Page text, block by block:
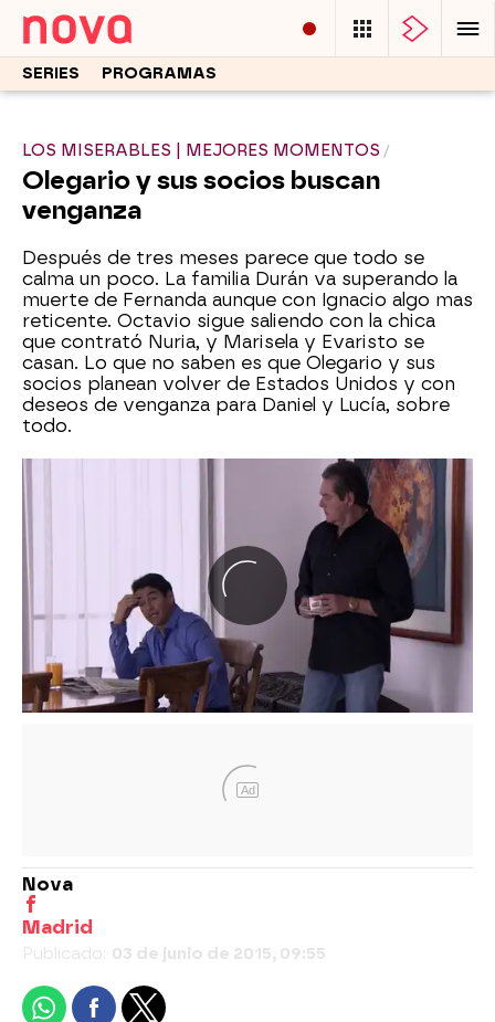
SERIES PROGRAMAS
LOS MISERABLES | MEJORES MOMENTOS
Olegario y sus socios buscan
venganza
Después de tres meses parece que todo se
calma un poco. La familia Durán va superando la
muerte de Fernanda aunque con Ignacio algo mas
reticente. Octavio sigue saliendo con la chica
que contrató Nuria, y Marisela y Evaristo se
casan. Lo que no saben es que Olegario y sus
socios planean volver de Estados Unidos y con
deseos de venganza para Daniel y Lucía, sobre
todo.
Ad
Nova
Madrid
Publicado: 03 de junio de 2015, 09:55